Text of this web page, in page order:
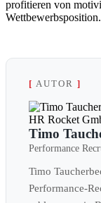
profi­tieren von
Wettbewerbsposition.
[ AUTOR ]
Timo
Performance
Timo
Performance-